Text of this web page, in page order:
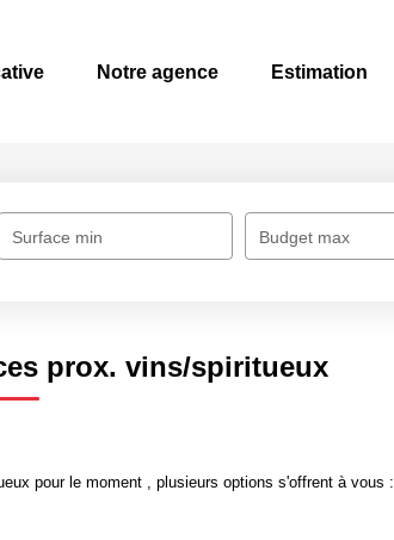
Notre agence Estimation
Surface min Budget max
prox. vins/spiritueux
pour le moment , plusieurs options s'offrent à vous :